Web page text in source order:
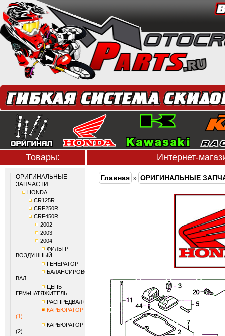
Товары: Интернет-
ОРИГИНАЛЬНЫЕ
ЗАПЧАСТИ
HONDA
CR125R
CRF250R
CRF450R
2002
2003
2004
ФИЛЬТР
ВОЗДУШНЫЙ
ГЕНЕРАТОР
БАЛАНСИРОВОЧНЫЙ
ВАЛ
ЦЕПЬ
ГРМ+НАТЯЖИТЕЛЬ
РАСПРЕДВАЛ+КЛАПАНЫ
КАРБЮРАТОР
(1)
КАРБЮРАТОР
(2)
Главная » ОРИГИНАЛЬНЫЕ